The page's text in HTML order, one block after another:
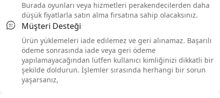
Burada oyunları veya hizmetleri perakendecilerden daha
düşük fiyatlarla satın alma fırsatına sahip olacaksınız.
Müşteri Desteği
Ürün yüklemeleri iade edilemez ve geri alınamaz. Başarılı
ödeme sonrasında iade veya geri ödeme
yapılamayacağından lütfen kullanıcı kimliğinizi dikkatli bir
şekilde doldurun. İşlemler sırasında herhangi bir sorun
yaşarsanız,